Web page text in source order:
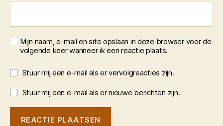
Mijn naam, e-mail en site opslaan in deze browser voor de
volgende keer wanneer ik een reactie plaats.
Stuur mij een e-mail als er vervolgreacties zijn.
Stuur mij een e-mail als er nieuwe berichten zijn.